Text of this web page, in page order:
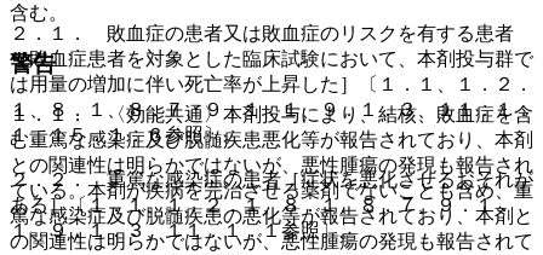
２．１． 敗血症の患者又は敗血症のリスクを有する患者
［敗血症患者を対象とした臨床試験において、本剤投与群で
は用量の増加に伴い死亡率が上昇した］〔１．１、１．２．
１、８．１、８．７、９．１．１、９．１．３、１１．１．
１、１５．１．６参照〕。
２．２． 重篤な感染症の患者［症状を悪化させるおそれが
ある］〔１．１、１．２．１、８．１、８．７、９．１．
１、９．１．３、１１．１．１参照〕。
含む。
警告
１．１． 〈効能共通〉本剤投与により、結核、敗血症を含
む重篤な感染症及び脱髄疾患悪化等が報告されており、本剤
との関連性は明らかではないが、悪性腫瘍の発現も報告され
ている。本剤が疾病を完治させる薬剤でないことも含め、重
篤な感染症及び脱髄疾患の悪化等が報告されており、本剤と
の関連性は明らかではないが、悪性腫瘍の発現も報告されて